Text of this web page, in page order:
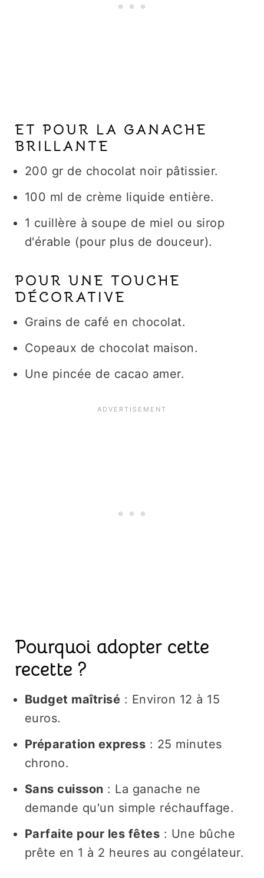
ET POUR LA GANACHE
BRILLANTE
200 gr de chocolat noir pâtissier.
100 ml de crème liquide entière.
1 cuillère à soupe de miel ou sirop
d'érable (pour plus de douceur).
POUR UNE TOUCHE
DÉCORATIVE
Grains de café en chocolat.
Copeaux de chocolat maison.
Une pincée de cacao amer.
Pourquoi adopter cette
recette ?
Budget maîtrisé : Environ 12 à 15
euros.
Préparation express : 25 minutes
chrono.
Sans cuisson : La ganache ne
demande qu'un simple réchauffage.
Parfaite pour les fêtes : Une bûche
prête en 1 à 2 heures au congélateur.